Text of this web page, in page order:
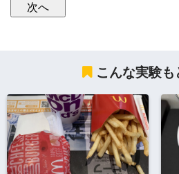
こんな実験も